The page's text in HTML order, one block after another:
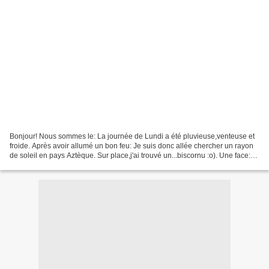
Bonjour! Nous sommes le: La journée de Lundi a été pluvieuse,venteuse et
froide. Après avoir allumé un bon feu: Je suis donc allée chercher un rayon
de soleil en pays Aztèque. Sur place,j'ai trouvé un...biscornu :o). Une face: